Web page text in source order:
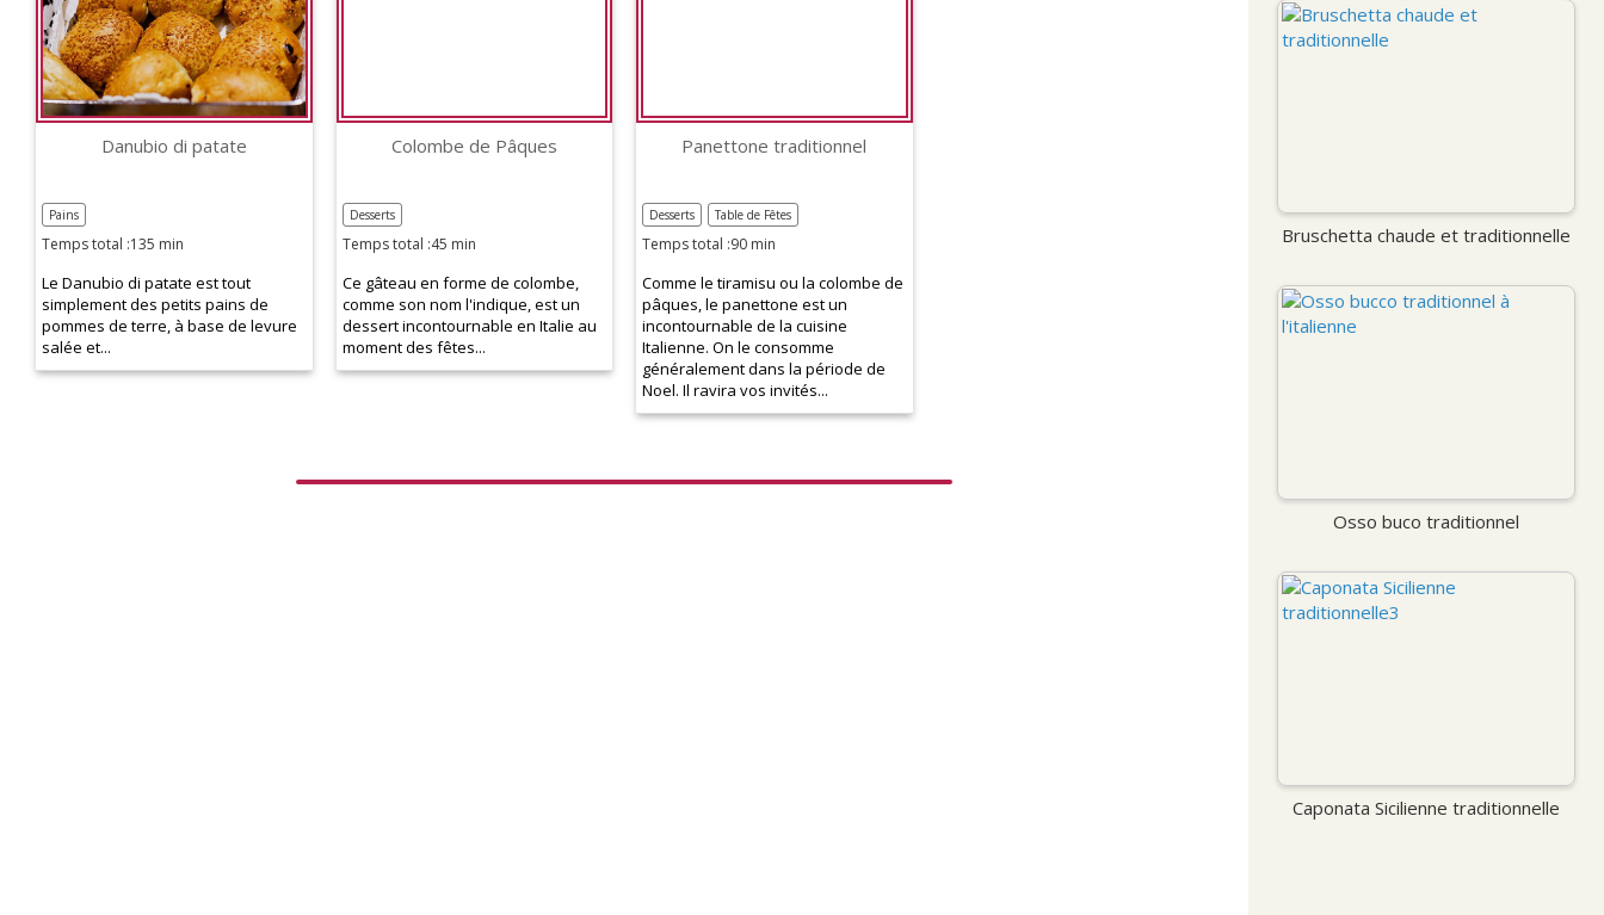
Danubio di patate
Temps total :135 min
Pains
Le Danubio di patate est tout
simplement des petits pains de
pommes de terre, à base de levure
salée et...
Colombe de Pâques
Temps total :45 min
Desserts
Ce gâteau en forme de colombe,
comme son nom l'indique, est un
dessert incontournable en Italie au
moment des fêtes...
Panettone traditionnel
Temps total :90 min
Desserts Table de Fêtes
Comme le tiramisu ou la colombe de
pâques, le panettone est un
incontournable de la cuisine
Italienne. On le consomme
généralement dans la période de
Noel. Il ravira vos invités...
Bruschetta chaude et traditionnelle
Osso buco traditionnel
Caponata Sicilienne traditionnelle